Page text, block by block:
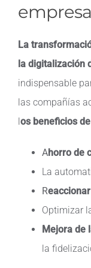
empresa
La
la digitalización
indispensable
las compañías
os beneficiosde
Ahorro de
La
Reaccionar
Optimizar
Mejora de
la